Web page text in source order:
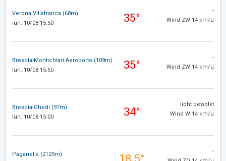
Verona Villafranca (68m)
lun. 10/08 15:50
35°
-
Wind ZW 14 km/u
Brescia-Montichiari Aeroporto (109m)
lun. 10/08 15:50
35°
-
Wind ZW 14 km/u
Brescia-Ghedi (97m)
lun. 10/08 15:00
34°
licht bewolkt
Wind W 14 km/u
Paganella (2129m)
-